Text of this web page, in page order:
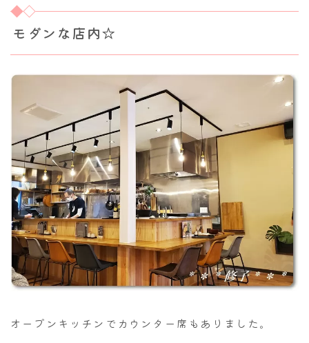
モダンな店内☆
オープンキッチンでカウンター席もありました。